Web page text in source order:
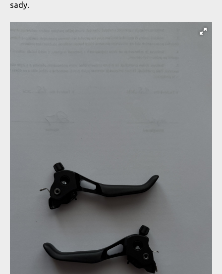
sady.